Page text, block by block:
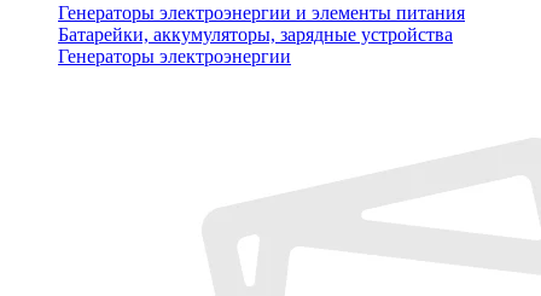
Генераторы электроэнергии и элементы питания
Батарейки, аккумуляторы, зарядные устройства
Генераторы электроэнергии